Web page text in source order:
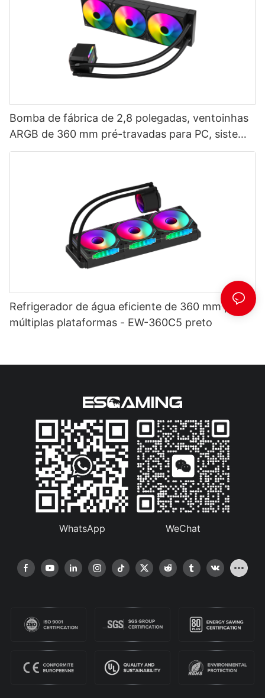
Bomba de fábrica de 2,8 polegadas, ventoinhas
ARGB de 360 ​​mm pré-travadas para PC, sistema
de resfriamento líquido para CPU AURORA
Refrigerador de água eficiente de 360 mm para
múltiplas plataformas - EW-360C5 preto
WhatsApp WeChat